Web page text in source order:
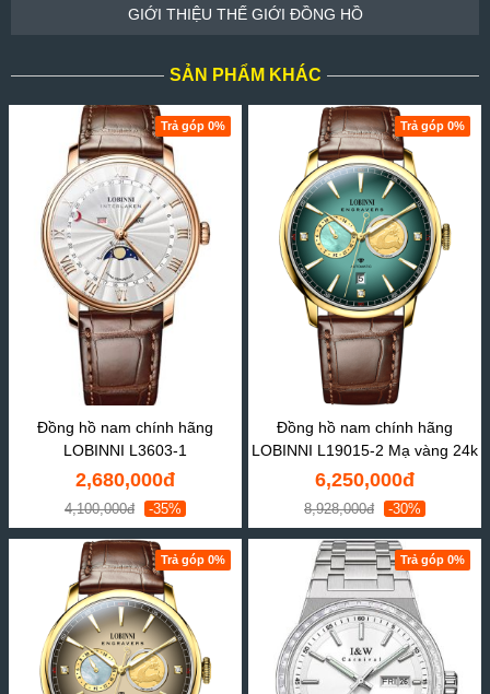
GIỚI THIỆU THẾ GIỚI ĐỒNG HỒ
SẢN PHẨM KHÁC
Trả góp 0%
Đồng hồ nam chính hãng
LOBINNI L3603-1
2,680,000đ
4,100,000đ -35%
Trả góp 0%
Đồng hồ nam chính hãng
LOBINNI L19015-2 Mạ vàng 24k
6,250,000đ
8,928,000đ -30%
Trả góp 0% Trả góp 0%